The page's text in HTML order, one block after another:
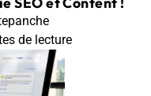
de lecture